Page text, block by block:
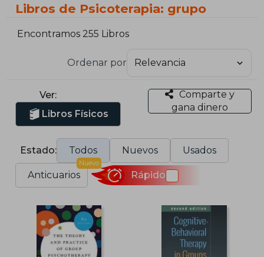
Libros de Psicoterapia: grupo
Encontramos 255 Libros
Ordenar por
Ver:
Libros Físicos
Comparte y
gana dinero
Estado: Todos Nuevos Usados
Anticuarios
Nuevo
Rápido